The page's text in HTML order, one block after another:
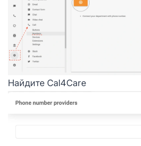
Найдите Cal4Care